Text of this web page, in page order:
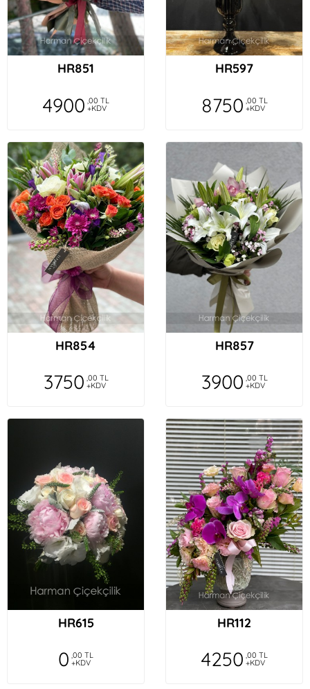
HR851
4900 ,00 TL
+KDV
HR597
8750 ,00 TL
+KDV
HR854
3750 ,00 TL
+KDV
HR857
3900 ,00 TL
+KDV
HR615
0 ,00 TL
+KDV
HR112
4250 ,00 TL
+KDV